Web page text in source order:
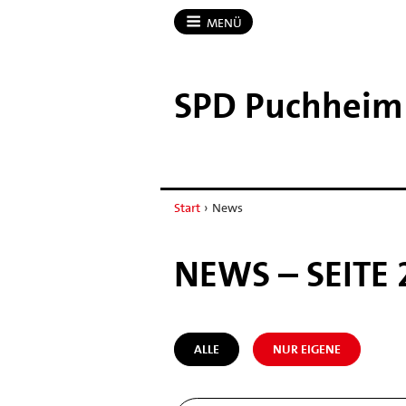
MENÜ
SPD Puchheim
Start › News
NEWS – SEITE
ALLE NUR EIGENE